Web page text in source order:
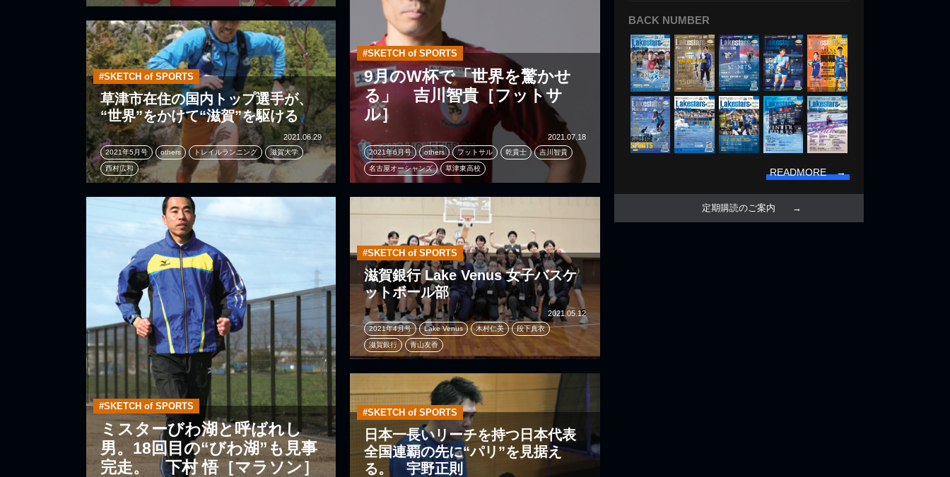
#SKETCH of SPORTS
9月のW杯で「世界を驚かせ
る」 吉川智貴［フットサ
ル］
2021.07.18
2021年6月号 others フットサル 乾貴士 吉川智貴
名古屋オーシャンズ 草津東高校
#SKETCH of SPORTS
草津市在住の国内トップ選手が、
“世界”をかけて“滋賀”を駆ける
2021.06.29
2021年5月号 others トレイルランニング 滋賀大学
西村広和
#SKETCH of SPORTS
ミスターびわ湖と呼ばれし
男。18回目の“びわ湖”も見事
完走。 下村 悟［マラソン］
#SKETCH of SPORTS
滋賀銀行 Lake Venus 女子バスケ
ットボール部
2021.05.12
2021年4月号 Lake Venus 木村仁美 段下真衣
滋賀銀行 青山友香
#SKETCH of SPORTS
日本一長いリーチを持つ日本代表
全国連覇の先に“パリ”を見据え
る。 宇野正則
BACK NUMBER
READMORE →
定期購読のご案内